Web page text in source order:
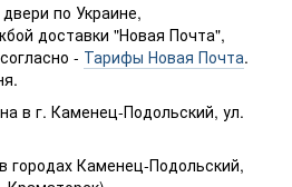
по Украине,
доставки "Новая Почта",
- Тарифы Новая Почта.
в г. Каменец-Подольский, ул.
городах Каменец-Подольский,